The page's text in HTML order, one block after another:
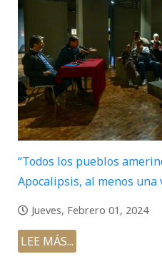
“Todos los pueblos
Apocalipsis, al menos una
Jueves, Febrero 01, 2024
LEE MÁS...